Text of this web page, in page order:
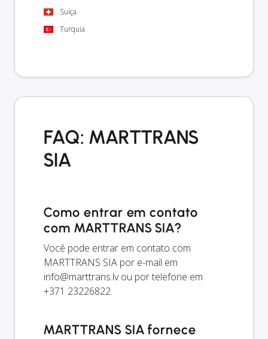
Suíça
Turquia
FAQ: MARTTRANS
SIA
Como entrar em contato
com MARTTRANS SIA?
Você pode entrar em contato com
MARTTRANS SIA por e-mail em
info@marttrans.lvou por telefone em
+371 23226822.
MARTTRANS SIA fornece